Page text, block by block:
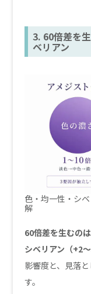
3. 60倍差を
ベリアン
色・均一性・シ
解
60倍差を生むの
シベリアン（+2
影響度と、見落
す。